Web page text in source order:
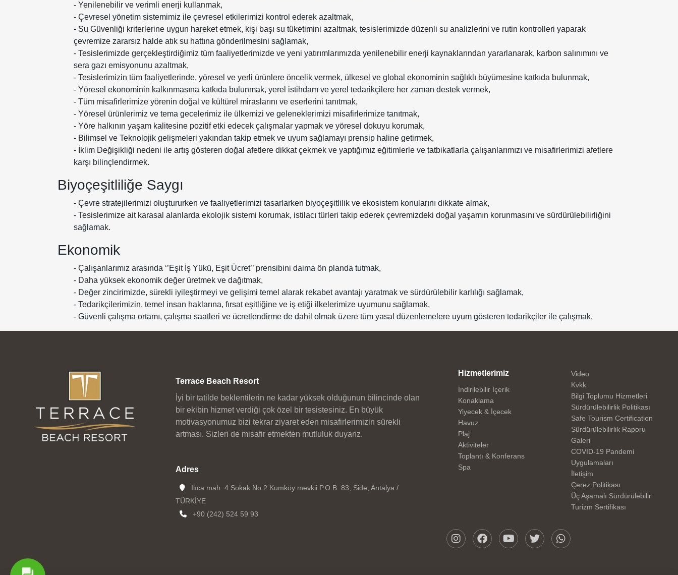
- Yenilenebilir ve verimli enerji kullanmak,
- Çevresel yönetim sistemimiz ile çevresel etkilerimizi kontrol ederek azaltmak,
- Su Güvenliği kriterlerine uygun hareket etmek, kişi başı su tüketimini azaltmak, tesislerimizde düzenli su analizlerini ve rutin kontrolleri yaparak
çevremize zararsız halde atık su hattına gönderilmesini sağlamak,
- Tesislerimizde gerçekleştirdiğimiz tüm faaliyetlerimizde ve yeni yatırımlarımızda yenilenebilir enerji kaynaklarından yararlanarak, karbon salınımını ve
sera gazı emisyonunu azaltmak,
- Tesislerimizin tüm faaliyetlerinde, yöresel ve yerli ürünlere öncelik vermek, ülkesel ve global ekonominin sağlıklı büyümesine katkıda bulunmak,
- Yöresel ekonominin kalkınmasına katkıda bulunmak, yerel istihdam ve yerel tedarikçilere her zaman destek vermek,
- Tüm misafirlerimize yörenin doğal ve kültürel miraslarını ve eserlerini tanıtmak,
- Yöresel ürünlerimiz ve tema gecelerimiz ile ülkemizi ve geleneklerimizi misafirlerimize tanıtmak,
- Yöre halkının yaşam kalitesine pozitif etki edecek çalışmalar yapmak ve yöresel dokuyu korumak,
- Bilimsel ve Teknolojik gelişmeleri yakından takip etmek ve uyum sağlamayı prensip haline getirmek,
- İklim Değişikliği nedeni ile artış gösteren doğal afetlere dikkat çekmek ve yaptığımız eğitimlerle ve tatbikatlarla çalışanlarımızı ve misafirlerimizi afetlere
karşı bilinçlendirmek.
Biyoçeşitliliğe Saygı
- Çevre stratejilerimizi oluştururken ve faaliyetlerimizi tasarlarken biyoçeşitlilik ve ekosistem konularını dikkate almak,
- Tesislerimize ait karasal alanlarda ekolojik sistemi korumak, istilacı türleri takip ederek çevremizdeki doğal yaşamın korunmasını ve sürdürülebilirliğini
sağlamak.
Ekonomik
- Çalışanlarımız arasında ‘’Eşit İş Yükü, Eşit Ücret’’ prensibini daima ön planda tutmak,
- Daha yüksek ekonomik değer üretmek ve dağıtmak,
- Değer zincirimizde, sürekli iyileştirmeyi ve gelişimi temel alarak rekabet avantajı yaratmak ve sürdürülebilir karlılığı sağlamak,
- Tedarikçilerimizin, temel insan haklarına, fırsat eşitliğine ve iş etiği ilkelerimize uyumunu sağlamak,
- Güvenli çalışma ortamı, çalışma saatleri ve ücretlendirme de dahil olmak üzere tüm yasal düzenlemelere uyum gösteren tedarikçiler ile çalışmak.
Terrace Beach Resort
İyi bir tatilde beklentilerin ne kadar yüksek olduğunun bilincinde olan
bir ekibin hizmet verdiği çok özel bir tesistesiniz. En büyük
motivasyonumuz bizi tekrar ziyaret eden misafirlerimizin sürekli
artması. Sizleri de misafir etmekten mutluluk duyarız.
Adres
Ilıca mah. 4.Sokak No:2 Kumköy mevkii P.O.B. 83, Side, Antalya /
TÜRKİYE
+90 (242) 524 59 93
Hizmetlerimiz
İndirilebilir İçerik
Konaklama
Yiyecek & İçecek
Havuz
Plaj
Aktiviteler
Toplantı & Konferans
Spa
Video
Kvkk
Bilgi Toplumu Hizmetleri
Sürdürülebilirlik Politikası
Safe Tourism Certification
Sürdürülebilirlik Raporu
Galeri
COVID-19 Pandemi
Uygulamaları
İletişim
Çerez Politikası
Üç Aşamalı Sürdürülebilir
Turizm Sertifikası